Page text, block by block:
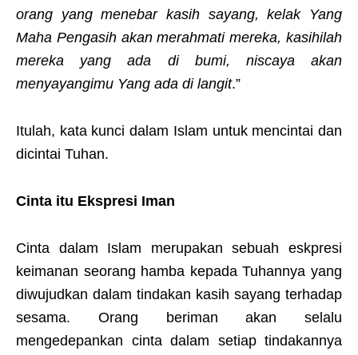
orang yang menebar kasih sayang, kelak Yang
Maha Pengasih akan merahmati mereka, kasihilah
mereka yang ada di bumi, niscaya akan
menyayangimu Yang ada di langit.”
Itulah, kata kunci dalam Islam untuk mencintai dan
dicintai Tuhan.
Cinta itu Ekspresi Iman
Cinta dalam Islam merupakan sebuah eskpresi
keimanan seorang hamba kepada Tuhannya yang
diwujudkan dalam tindakan kasih sayang terhadap
sesama. Orang beriman akan selalu
mengedepankan cinta dalam setiap tindakannya